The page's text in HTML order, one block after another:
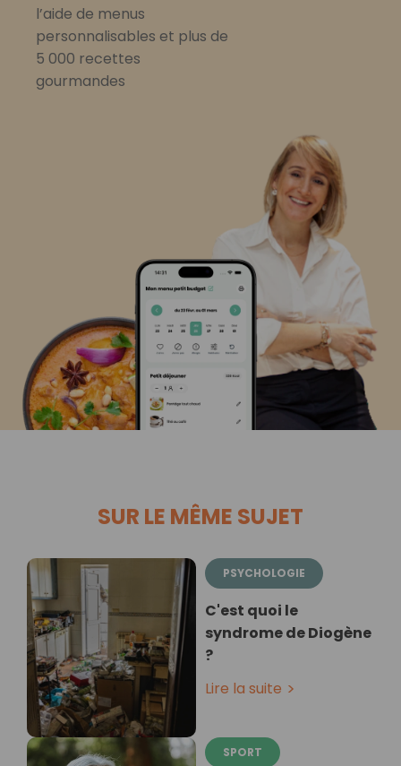
l’aide de menus
personnalisables et plus de
5 000 recettes
gourmandes
SUR LE MÊME SUJET
PSYCHOLOGIE
C'est quoi le
syndrome de Diogène
?
Lire la suite
SPORT